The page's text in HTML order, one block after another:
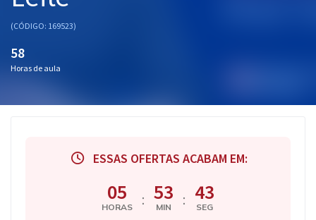
Aprovados
(CÓDIGO: 169523)
58
Horas de aula
ESSAS OFERTAS ACABAM EM:
05
HORAS : 53
MIN : 42
SEG